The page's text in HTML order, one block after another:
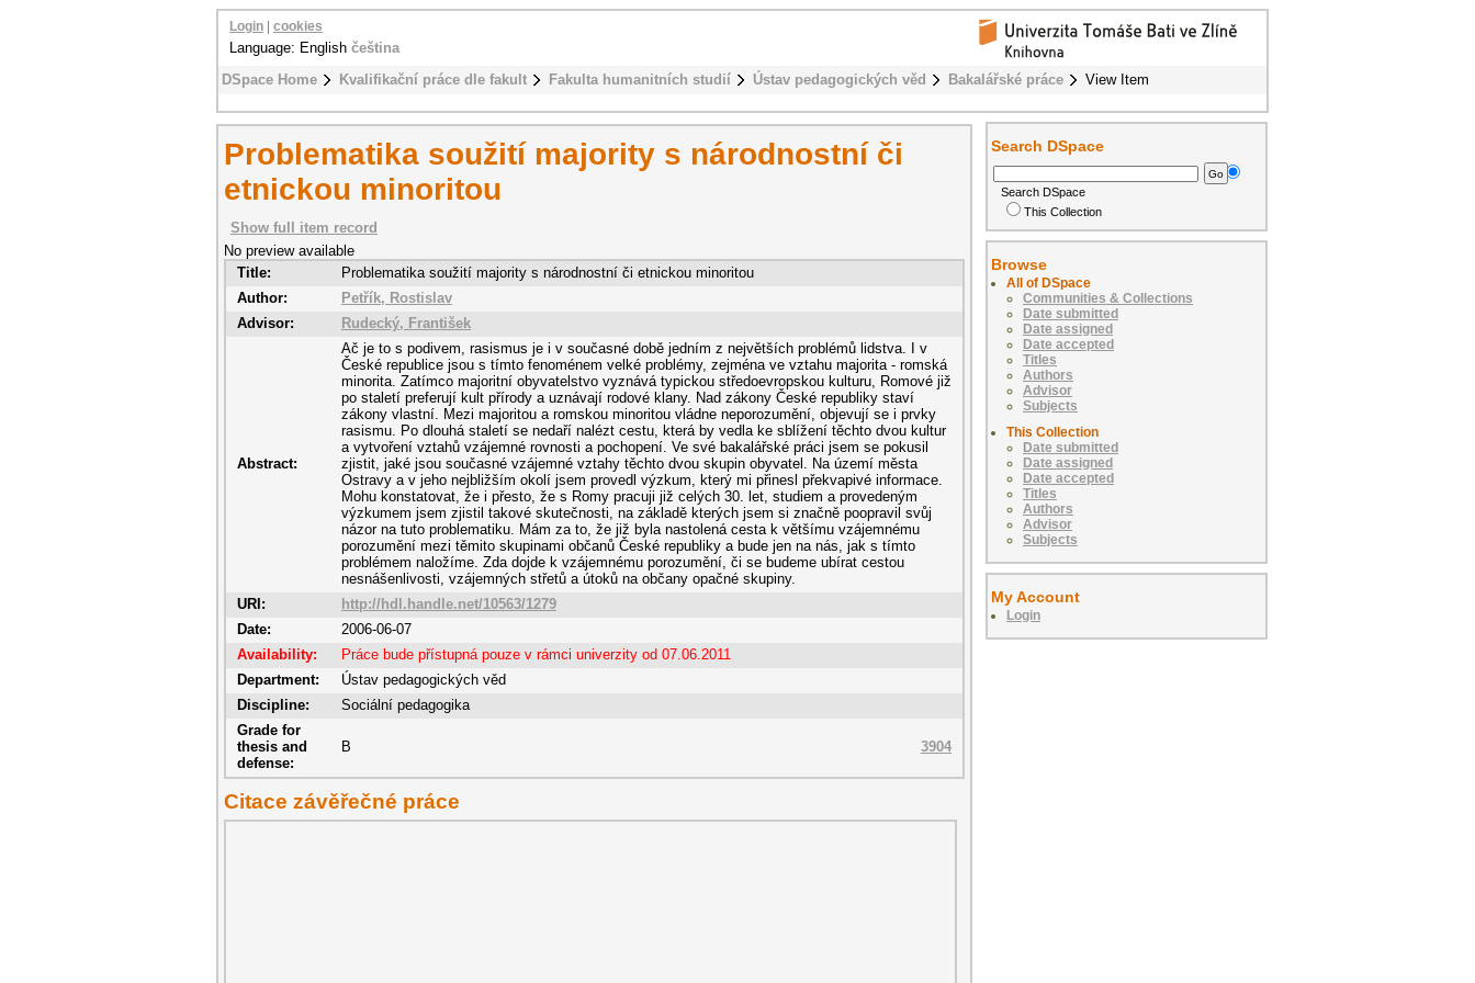
DSpace Home Kvalifikační práce dle fakult Fakulta humanitních studií Ústav pedagogických věd Bakalářské práce View Item
Login cookies
Language: English čeština
Problematika soužití majority s národnostní či
etnickou minoritou
Show full item record
No preview available
Title:
Problematika soužití majority s národnostní či etnickou minoritou
Author:
Petřík, Rostislav
Advisor:
Rudecký, František
Abstract:
Ač je to s podivem, rasismus je i v současné době jedním z největších problémů lidstva. I v
České republice jsou s tímto fenoménem velké problémy, zejména ve vztahu majorita - romská
minorita. Zatímco majoritní obyvatelstvo vyznává typickou středoevropskou kulturu, Romové již
po staletí preferují kult přírody a uznávají rodové klany. Nad zákony České republiky staví
zákony vlastní. Mezi majoritou a romskou minoritou vládne neporozumění, objevují se i prvky
rasismu. Po dlouhá staletí se nedaří nalézt cestu, která by vedla ke sblížení těchto dvou kultur
a vytvoření vztahů vzájemné rovnosti a pochopení. Ve své bakalářské práci jsem se pokusil
zjistit, jaké jsou současné vzájemné vztahy těchto dvou skupin obyvatel. Na území města
Ostravy a v jeho nejbližším okolí jsem provedl výzkum, který mi přinesl překvapivé informace.
Mohu konstatovat, že i přesto, že s Romy pracuji již celých 30. let, studiem a provedeným
výzkumem jsem zjistil takové skutečnosti, na základě kterých jsem si značně poopravil svůj
názor na tuto problematiku. Mám za to, že již byla nastolená cesta k většímu vzájemnému
porozumění mezi těmito skupinami občanů České republiky a bude jen na nás, jak s tímto
problémem naložíme. Zda dojde k vzájemnému porozumění, či se budeme ubírat cestou
nesnášenlivosti, vzájemných střetů a útoků na občany opačné skupiny.
URI:
http://hdl.handle.net/10563/1279
Date:
2006-06-07
Availability:
Práce bude přístupná pouze v rámci univerzity od 07.06.2011
Department:
Ústav pedagogických věd
Discipline:
Sociální pedagogika
Grade for
thesis and
defense:
B 3904
Citace závěřečné práce
Search DSpace
Search DSpace
This Collection
Browse
All of DSpace
Communities & Collections
Date submitted
Date assigned
Date accepted
Titles
Authors
Advisor
Subjects
This Collection
Date submitted
Date assigned
Date accepted
Titles
Authors
Advisor
Subjects
My Account
Login